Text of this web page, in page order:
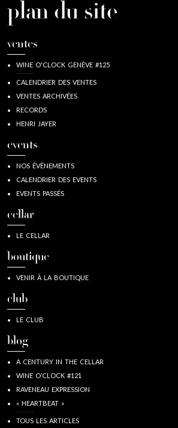
plan du site
ventes
WINE O'CLOCK GENÈVE #125
CALENDRIER DES VENTES
VENTES ARCHIVÉES
RECORDS
HENRI JAYER
events
NOS ÉVÈNEMENTS
CALENDRIER DES EVENTS
EVENTS PASSÉS
cellar
LE CELLAR
boutique
VENIR À LA BOUTIQUE
club
LE CLUB
blog
A CENTURY IN THE CELLAR
WINE O’CLOCK #121
RAVENEAU EXPRESSION
« HEARTBEAT »
TOUS LES ARTICLES